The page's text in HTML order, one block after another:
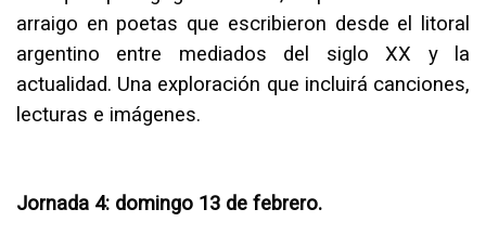
arraigo en poetas que escribieron desde el litoral
argentino entre mediados del siglo XX y la
actualidad. Una exploración que incluirá canciones,
lecturas e imágenes.
Jornada 4: domingo 13 de febrero.